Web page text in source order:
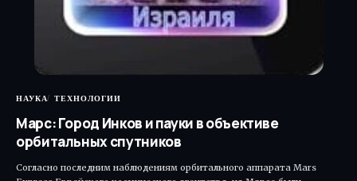
НАУКА ТЕХНОЛОГИИ
Марс: Город Инков и пауки в объективе
орбитальных спутников
Согласно последним наблюдениям орбитального аппарата Mars